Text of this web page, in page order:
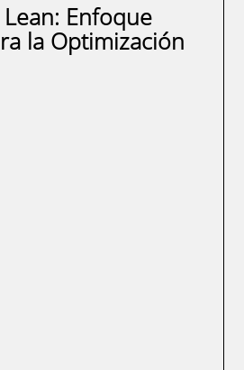
Enfoque
la Optimización